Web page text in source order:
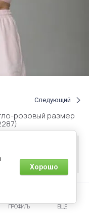
Следующий
розовый размер
наличии
ПРОФИЛЬ ЕЩЕ
Хорошо